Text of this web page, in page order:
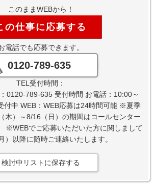
このままWEBから！
の仕事に応募する
電話でも応募できます。
0120-789-635
TEL受付時間：
0120-789-635 受付時間 お電話：10:00～
中 WEB：WEB応募は24時間可能 ※夏季
木）～8/16（日）の期間はコールセンター
※WEBでご応募いただいた方に関しまして
）以降に随時ご連絡いたします。
検討中リストに保存する